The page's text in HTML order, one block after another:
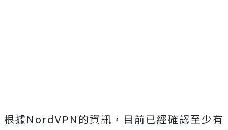
根據NordVPN的資訊，目前已經確認至少有